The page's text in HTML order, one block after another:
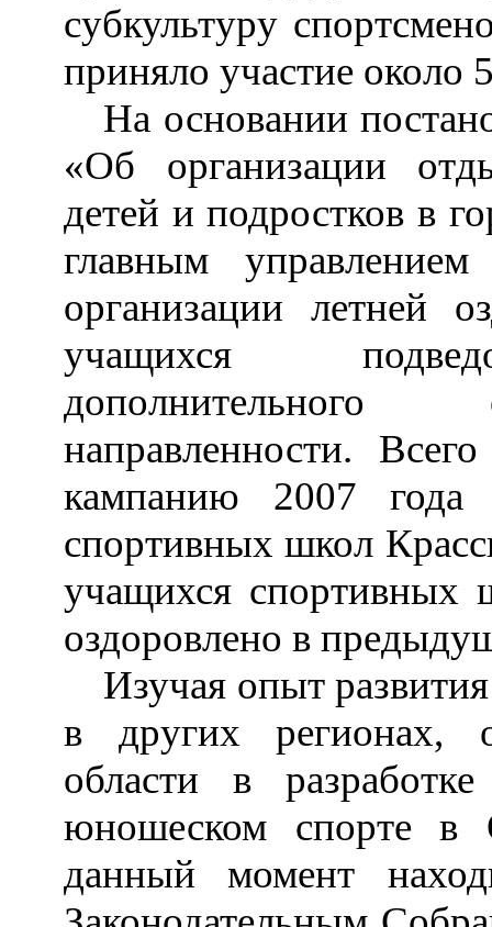
субкультуру
приняло участие около
На основании
«Об организации
детей и подростков в
главным
организации летней
учащихся
дополнительного
направленности.
кампанию 2007 года
спортивных школ
учащихся
оздоровлено в
Изучая опыт
в других регионах,
области в
юношеском спорте в
данный момент